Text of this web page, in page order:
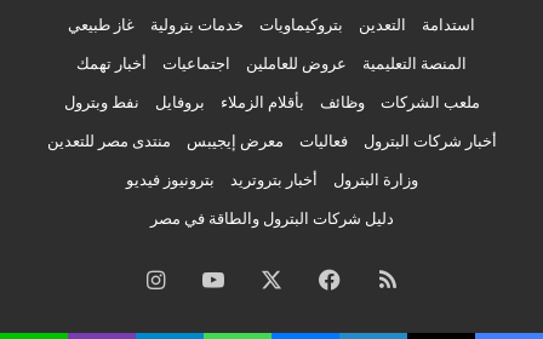
استدامة التعدين بتروكيماويات خدمات بترولية غاز طبيعي
المنصة التعليمية عروض للعاملين اجتماعيات أخبار تهمك
ملعب الشركات وظائف بأقلام الزملاء بروفايل نفط وبترول
أخبار شركات البترول فعاليات معرض إيجيبس منتدى مصر للتعدين
وزارة البترول أخبار بتروتريد بترونيوز فيديو
دليل شركات البترول والطاقة في مصر
ملخصفيسبوك ‫YouTubeانستقرام